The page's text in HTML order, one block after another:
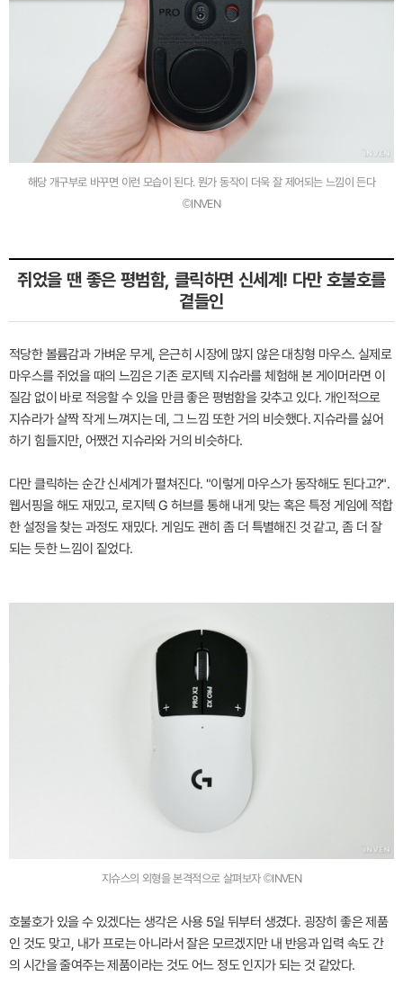
해당 개구부로 바꾸면 이런 모습이 된다. 뭔가 동작이 더욱 잘 제어되는 느낌이 든다
©INVEN
쥐었을 땐 좋은 평범함, 클릭하면 신세계! 다만 호불호를
곁들인
적당한 볼륨감과 가벼운 무게, 은근히 시장에 많지 않은 대칭형 마우스. 실제로
마우스를 쥐었을 때의 느낌은 기존 로지텍 지슈라를 체험해 본 게이머라면 이
질감 없이 바로 적응할 수 있을 만큼 좋은 평범함을 갖추고 있다. 개인적으로
지슈라가 살짝 작게 느껴지는 데, 그 느낌 또한 거의 비슷했다. 지슈라를 싫어
하기 힘들지만, 어쨌건 지슈라와 거의 비슷하다.
다만 클릭하는 순간 신세계가 펼쳐진다. "이렇게 마우스가 동작해도 된다고?".
웹서핑을 해도 재밌고, 로지텍 G 허브를 통해 내게 맞는 혹은 특정 게임에 적합
한 설정을 찾는 과정도 재밌다. 게임도 괜히 좀 더 특별해진 것 같고, 좀 더 잘
되는 듯한 느낌이 짙었다.
지슈스의 외형을 본격적으로 살펴보자 ©INVEN
호불호가 있을 수 있겠다는 생각은 사용 5일 뒤부터 생겼다. 굉장히 좋은 제품
인 것도 맞고, 내가 프로는 아니라서 잘은 모르겠지만 내 반응과 입력 속도 간
의 시간을 줄여주는 제품이라는 것도 어느 정도 인지가 되는 것 같았다.